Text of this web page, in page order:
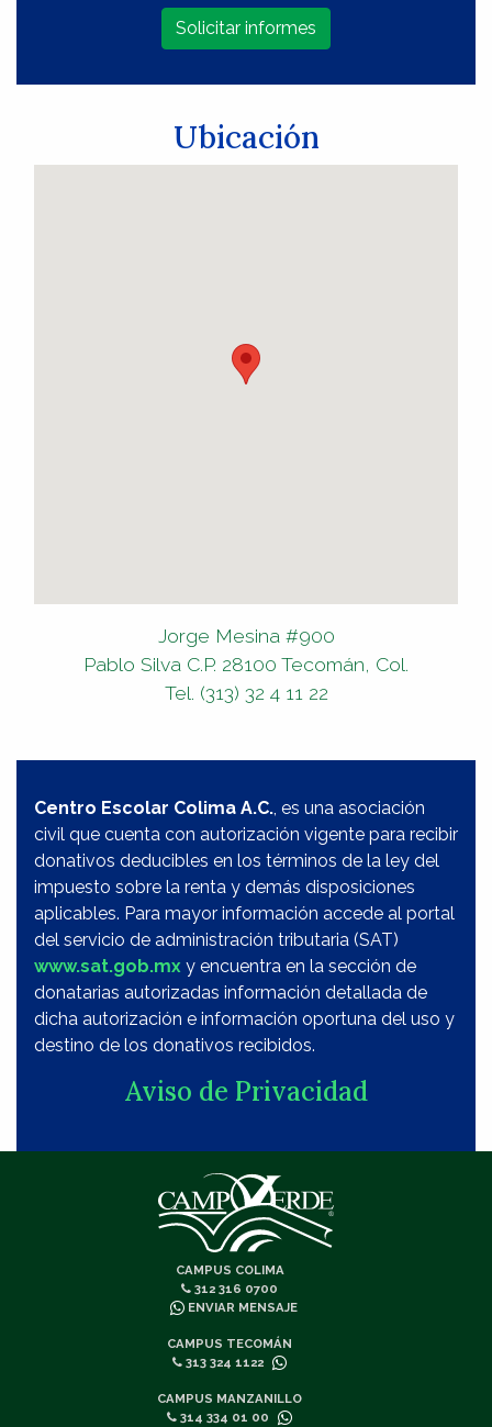
Solicitar informes
Ubicación
Jorge Mesina #900
Pablo Silva C.P. 28100 Tecomán, Col.
Tel. (313) 32 4 11 22
Centro Escolar Colima A.C., es una asociación
civil que cuenta con autorización vigente para recibir
donativos deducibles en los términos de la ley del
impuesto sobre la renta y demás disposiciones
aplicables. Para mayor información accede al portal
del servicio de administración tributaria (SAT)
www.sat.gob.mx y encuentra en la sección de
donatarias autorizadas información detallada de
dicha autorización e información oportuna del uso y
destino de los donativos recibidos.
Aviso de Privacidad
CAMPUS COLIMA
312 316 0700
ENVIAR MENSAJE
CAMPUS TECOMÁN
313 324 1122
CAMPUS MANZANILLO
314 334 01 00